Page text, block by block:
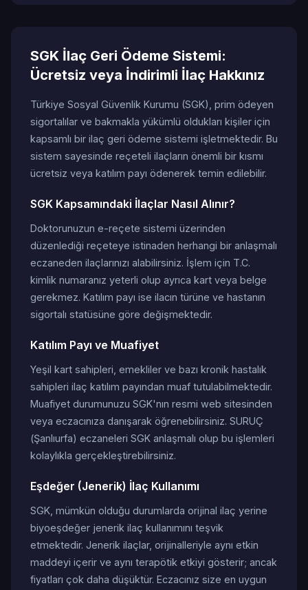
SGK İlaç Geri Ödeme Sistemi:
Ücretsiz veya İndirimli İlaç Hakkınız
Türkiye Sosyal Güvenlik Kurumu (SGK), prim ödeyen
sigortalılar ve bakmakla yükümlü oldukları kişiler için
kapsamlı bir ilaç geri ödeme sistemi işletmektedir. Bu
sistem sayesinde reçeteli ilaçların önemli bir kısmı
ücretsiz veya katılım payı ödenerek temin edilebilir.
SGK Kapsamındaki İlaçlar Nasıl Alınır?
Doktorunuzun e-reçete sistemi üzerinden
düzenlediği reçeteye istinaden herhangi bir anlaşmalı
eczaneden ilaçlarınızı alabilirsiniz. İşlem için T.C.
kimlik numaranız yeterli olup ayrıca kart veya belge
gerekmez. Katılım payı ise ilacın türüne ve hastanın
sigortalı statüsüne göre değişmektedir.
Katılım Payı ve Muafiyet
Yeşil kart sahipleri, emekliler ve bazı kronik hastalık
sahipleri ilaç katılım payından muaf tutulabilmektedir.
Muafiyet durumunuzu SGK'nın resmi web sitesinden
veya eczacınıza danışarak öğrenebilirsiniz. SURUÇ
(Şanlıurfa) eczaneleri SGK anlaşmalı olup bu işlemleri
kolaylıkla gerçekleştirebilirsiniz.
Eşdeğer (Jenerik) İlaç Kullanımı
SGK, mümkün olduğu durumlarda orijinal ilaç yerine
biyoeşdeğer jenerik ilaç kullanımını teşvik
etmektedir. Jenerik ilaçlar, orijinalleriyle aynı etkin
maddeyi içerir ve aynı terapötik etkiyi gösterir; ancak
fiyatları çok daha düşüktür. Eczacınız size en uygun